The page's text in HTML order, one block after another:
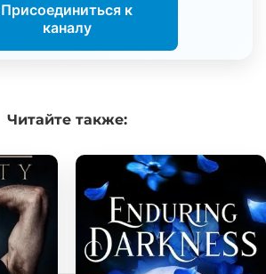
Присоединиться к
каналу
Читайтетакже: